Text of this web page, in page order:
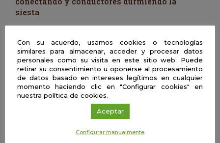
siesta
| Presencial
Un café con Interfaces: Vulnerabilidad
Digital
| Presencial
Superman y Batman en español.
Primeras traducciones de los
Con su acuerdo, usamos cookies o tecnologías
similares para almacenar, acceder y procesar datos
personales como su visita en este sitio web. Puede
retirar su consentimiento u oponerse al procesamiento
de datos basado en intereses legítimos en cualquier
momento haciendo clic en "Configurar cookies" en
nuestra política de cookies.
Aceptar
Configurar manualmente